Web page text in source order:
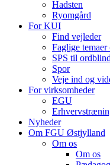
Hadsten
Ryomgård
For KUI
Find vejleder
Faglige
SPS til
Spor
Veje ind og
For virksomheder
EGU
Nyheder
Om FGU Østjylland
Om os
Om os